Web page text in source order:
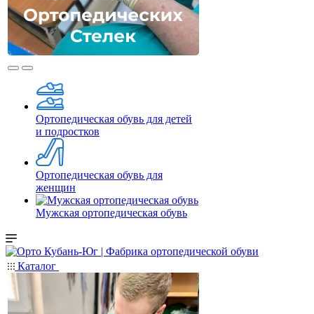
Ортопедическая обувь для детей
и подростков
Ортопедическая обувь для
женщин
Мужская ортопедическая обувь
Каталог